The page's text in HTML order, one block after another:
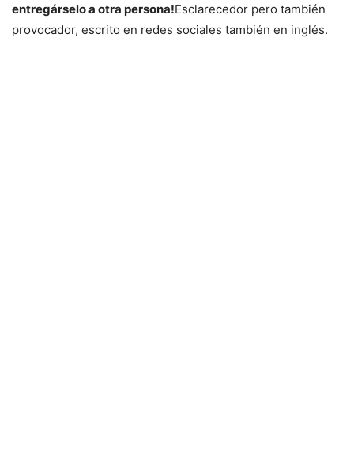
entregárselo a otra persona!Esclarecedor pero también
provocador, escrito en redes sociales también en inglés.